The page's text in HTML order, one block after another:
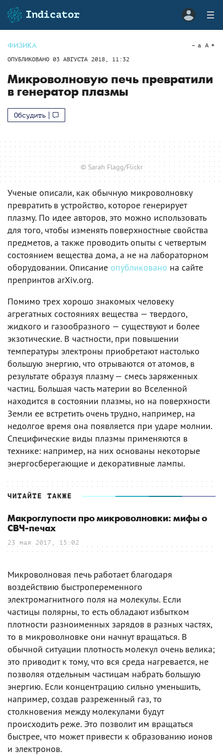
ФИЗИКА
ОПУБЛИКОВАНО 03 АВГУСТА 2018, 11:32
a A
Микроволновую печь превратили
в генератор плазмы
Обсудить
© Sarah Flagg/Flickr
Ученые описали, как обычную микроволновку
превратить в устройство, которое генерирует
плазму. По идее авторов, это можно использовать
для того, чтобы изменять поверхностные свойства
предметов, а также проводить опыты с четвертым
состоянием вещества дома, а не на лабораторном
оборудовании. Описание опубликовано на сайте
препринтов arXiv.org.
Помимо трех хорошо знакомых человеку
агрегатных состояниях вещества — твердого,
жидкого и газообразного — существуют и более
экзотические. В частности, при повышении
температуры электроны приобретают настолько
большую энергию, что отрываются от атомов, в
результате образуя плазму — смесь заряженных
частиц. Большая часть материи во Вселенной
находится в состоянии плазмы, но на поверхности
Земли ее встретить очень трудно, например, на
недолгое время она появляется при ударе молнии.
Специфические виды плазмы применяются в
технике: например, на них основаны некоторые
энергосберегающие и декоративные лампы.
ЧИТАЙТЕ ТАКЖЕ
Макроглупости про микроволновки: мифы о
СВЧ-печах
23 мая 2017, 15:02
Микроволновая печь работает благодаря
воздействию быстропеременного
электромагнитного поля на молекулы. Если
частицы полярны, то есть обладают избытком
плотности разноименных зарядов в разных частях,
то в микроволновке они начнут вращаться. В
обычной ситуации плотность молекул очень велика;
это приводит к тому, что вся среда нагревается, не
позволяя отдельным частицам набрать большую
энергию. Если концентрацию сильно уменьшить,
например, создав разреженный газ, то
столкновения между молекулами будут
происходить реже. Это позволит им вращаться
быстрее, что может привести к образованию ионов
и электронов.